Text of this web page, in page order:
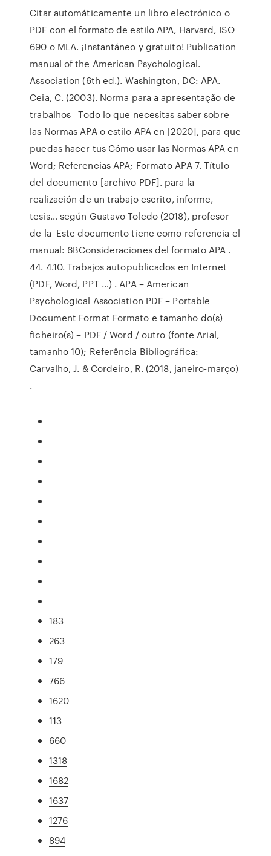
Citar automáticamente un libro electrónico o
PDF con el formato de estilo APA, Harvard, ISO
690 o MLA. ¡Instantáneo y gratuito! Publication
manual of the American Psychological.
Association (6th ed.). Washington, DC: APA.
Ceia, C. (2003). Norma para a apresentação de
trabalhos Todo lo que necesitas saber sobre
las Normas APA o estilo APA en [2020], para que
puedas hacer tus Cómo usar las Normas APA en
Word; Referencias APA; Formato APA 7. Título
del documento [archivo PDF]. para la
realización de un trabajo escrito, informe,
tesis… según Gustavo Toledo (2018), profesor
de la Este documento tiene como referencia el
manual: 6BConsideraciones del formato APA .
44. 4.10. Trabajos autopublicados en Internet
(PDF, Word, PPT …) . APA – American
Psychological Association PDF – Portable
Document Format Formato e tamanho do(s)
ficheiro(s) – PDF / Word / outro (fonte Arial,
tamanho 10); Referência Bibliográfica:
Carvalho, J. & Cordeiro, R. (2018, janeiro-março)
.
183
263
179
766
1620
113
660
1318
1682
1637
1276
894